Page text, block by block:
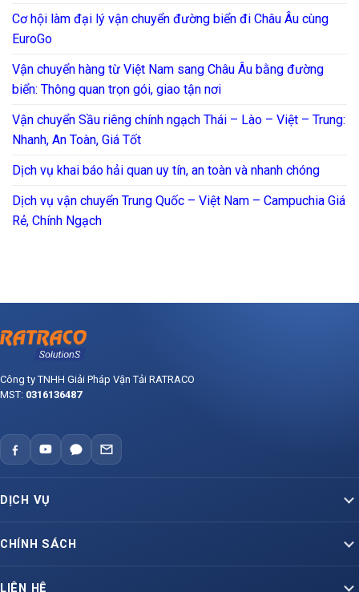
Cơ hội làm đại lý vận chuyển đường biển đi Châu Âu cùng
EuroGo
Vận chuyển hàng từ Việt Nam sang Châu Âu bằng đường
biển: Thông quan trọn gói, giao tận nơi
Vận chuyển Sầu riêng chính ngạch Thái – Lào – Việt – Trung:
Nhanh, An Toàn, Giá Tốt
Dịch vụ khai báo hải quan uy tín, an toàn và nhanh chóng
Dịch vụ vận chuyển Trung Quốc – Việt Nam – Campuchia Giá
Rẻ, Chính Ngạch
Công ty TNHH Giải Pháp Vận Tải RATRACO
MST: 0316136487
DỊCH VỤ
Vận Tải Container Bắc – Nam
Vận Tải Container Lạnh
CHÍNH SÁCH
Báo giá dịch vụ vận tải
LIÊN HỆ